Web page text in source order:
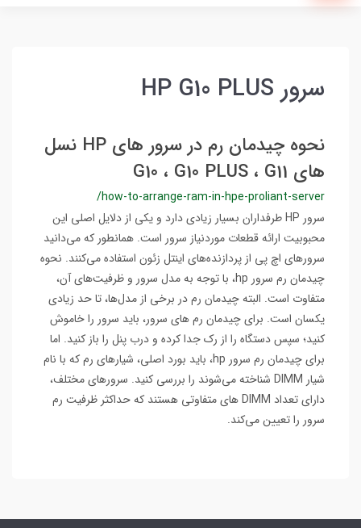
سرور HP G10 PLUS
نحوه چیدمان رم در سرور های HP نسل
های G10 ، G10 PLUS ، G11
/how-to-arrange-ram-in-hpe-proliant-server
سرور HP طرفداران بسیار زیادی دارد و یکی از دلایل اصلی این
محبوبیت ارائه قطعات موردنیاز سرور است. همانطور که می‌دانید
سرورهای اچ پی از پردازنده‌های اینتل زئون استفاده می‌کنند. نحوه
چیدمان رم سرور hp، با توجه به مدل سرور و ظرفیت‌های آن،
متفاوت است. البته چیدمان رم در برخی از مدل‌ها، تا حد زیادی
یکسان است. برای چیدمان رم های سرور، باید سرور را خاموش
کنید؛ سپس دستگاه را از رک جدا کرده و درب پنل را باز کنید. اما
برای چیدمان رم سرور hp، باید بورد اصلی، شیارهای رم که با نام
شیار DIMM شناخته می‌شوند را بررسی کنید. سرورهای مختلف،
دارای تعداد DIMM های متفاوتی هستند که حداکثر ظرفیت رم
سرور را تعیین می‌کند.